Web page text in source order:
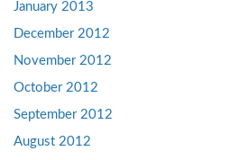
January 2013
December 2012
November 2012
October 2012
September 2012
August 2012